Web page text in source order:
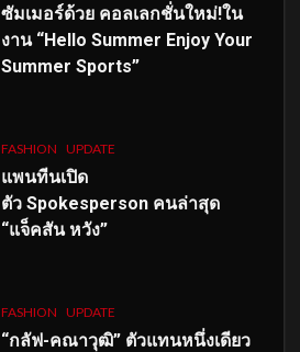
ซัมเมอร์ด้วย คอลเลกชั่นใหม่!ใน
งาน “Hello Summer Enjoy Your
Summer Sports”
FASHION UPDATE
แพนทีนเปิด
ตัว Spokesperson คนล่าสุด
“แจ็คสัน หวัง”
FASHION UPDATE
“กลัฟ-คณาวุฒิ” ตัวแทนหนึ่งเดียว